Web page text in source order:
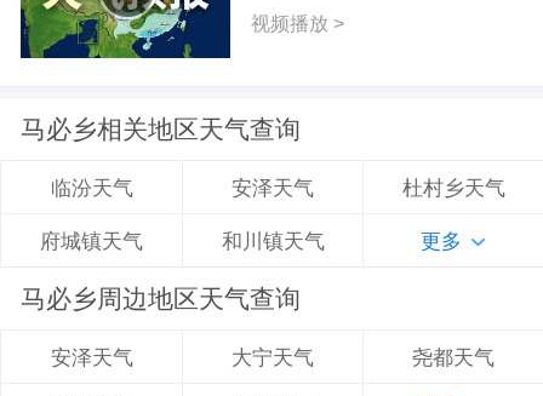
视频播放 >
马必乡相关地区天气查询
临汾天气 安泽天气 杜村乡天气
府城镇天气 和川镇天气 更多
马必乡周边地区天气查询
安泽天气 大宁天气 尧都天气